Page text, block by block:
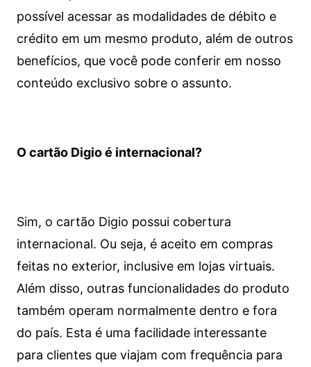
possível acessar as modalidades de débito e
crédito em um mesmo produto, além de outros
benefícios, que você pode conferir em nosso
conteúdo exclusivo sobre o assunto.
O cartão Digio é internacional?
Sim, o cartão Digio possui cobertura
internacional. Ou seja, é aceito em compras
feitas no exterior, inclusive em lojas virtuais.
Além disso, outras funcionalidades do produto
também operam normalmente dentro e fora
do país. Esta é uma facilidade interessante
para clientes que viajam com frequência para